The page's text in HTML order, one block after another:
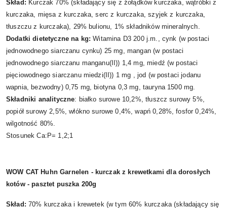
Skład: Kurczak 70% (składający się z żołądków kurczaka, wątróbki z
kurczaka, mięsa z kurczaka, serc z kurczaka, szyjek z kurczaka,
tłuszczu z kurczaka), 29% bulionu, 1% składników mineralnych.
Dodatki dietetyczne na kg: Witamina D3 200 j.m., cynk (w postaci
jednowodnego siarczanu cynku) 25 mg, mangan (w postaci
jednowodnego siarczanu manganu(II)) 1,4 mg, miedź (w postaci
pięciowodnego siarczanu miedzi(II)) 1 mg , jod (w postaci jodanu
wapnia, bezwodny) 0,75 mg, biotyna 0,3 mg, tauryna 1500 mg.
Składniki analityczne: białko surowe 10,2%, tłuszcz surowy 5%,
popiół surowy 2,5%, włókno surowe 0,4%, wapń 0,28%, fosfor 0,24%,
wilgotność 80%.
Stosunek Ca:P= 1,2;1
WOW CAT Huhn Garnelen - kurczak z krewetkami dla dorosłych
kotów - pasztet puszka 200g
Skład:70% kurczaka i krewetek (w tym 60% kurczaka (składający się